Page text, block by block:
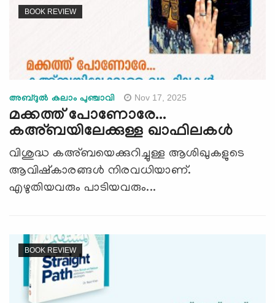
BOOK REVIEW
അബ്ദുൽ കലാം പുഞ്ചാവി Nov 17, 2025
മക്കത്ത് പോണോരേ...
കഅ്ബയിലേക്കുള്ള ഖാഫിലകള്‍
വിശുദ്ധ കഅ്ബയെക്കുറിച്ചുള്ള ആശിഖുകളുടെ
ആവിഷ്കാരങ്ങൾ നിരവധിയാണ്.
എഴുതിയവരും പാടിയവരും...
BOOK REVIEW